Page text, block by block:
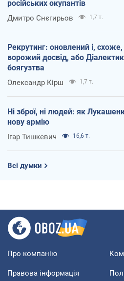
російських окупантів
Дмитро Снєгирьов 1,7 т.
Рекрутинг: оновлений і,
ворожий досвід, або
боягузтва
Олександр Кірш 1,7 т.
Ні зброї, ні людей: як
нову армію
Ігар Тишкевич 16,6 т.
Всі думки
Про компанію
Правова інформація